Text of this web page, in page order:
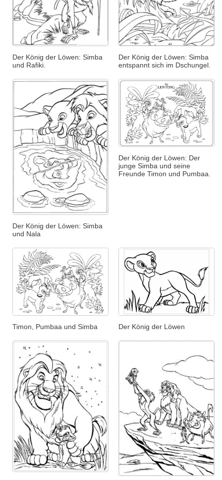
Der König der Löwen: Simba
und Rafiki.
Der König der Löwen: Simba
entspannt sich im Dschungel.
Der König der Löwen: Simba
und Nala
Der König der Löwen: Der
junge Simba und seine
Freunde Timon und Pumbaa.
Timon, Pumbaa und Simba Der König der Löwen